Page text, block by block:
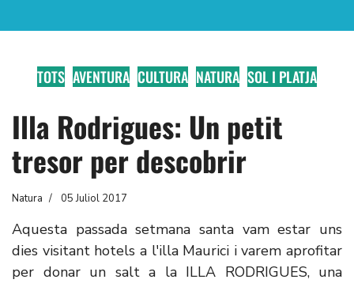
TOTS AVENTURA CULTURA NATURA SOL I PLATJA
Illa Rodrigues: Un petit
tresor per descobrir
Natura 05 Juliol 2017
Aquesta passada setmana santa vam estar uns
dies visitant hotels a l'illa Maurici i varem aprofitar
per donar un salt a la ILLA RODRIGUES, una